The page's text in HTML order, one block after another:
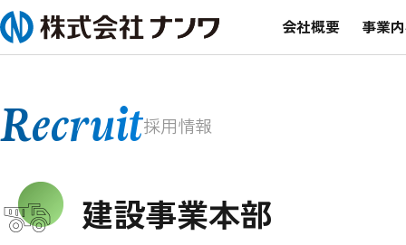
会社概要 事業
Recruit採用情報
建設事業本部